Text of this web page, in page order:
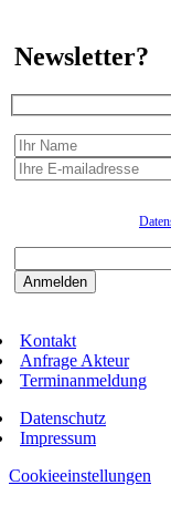
Newsletter?
Kontakt
Anfrage Akteur
Terminanmeldung
Datenschutz
Impressum
Cookieeinstellungen